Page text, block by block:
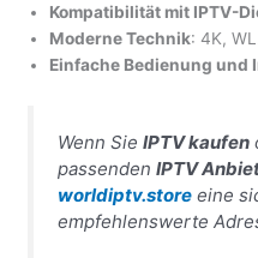
Kompatibilität mit IPTV-
Moderne Technik: 4K,
Einfache Bedienung und
Wenn Sie IPTV kaufen
passenden IPTV
worldiptv.storeeine
empfehlenswerte